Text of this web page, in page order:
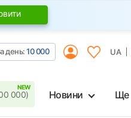
день:10 000 UA
000) Новини Ще